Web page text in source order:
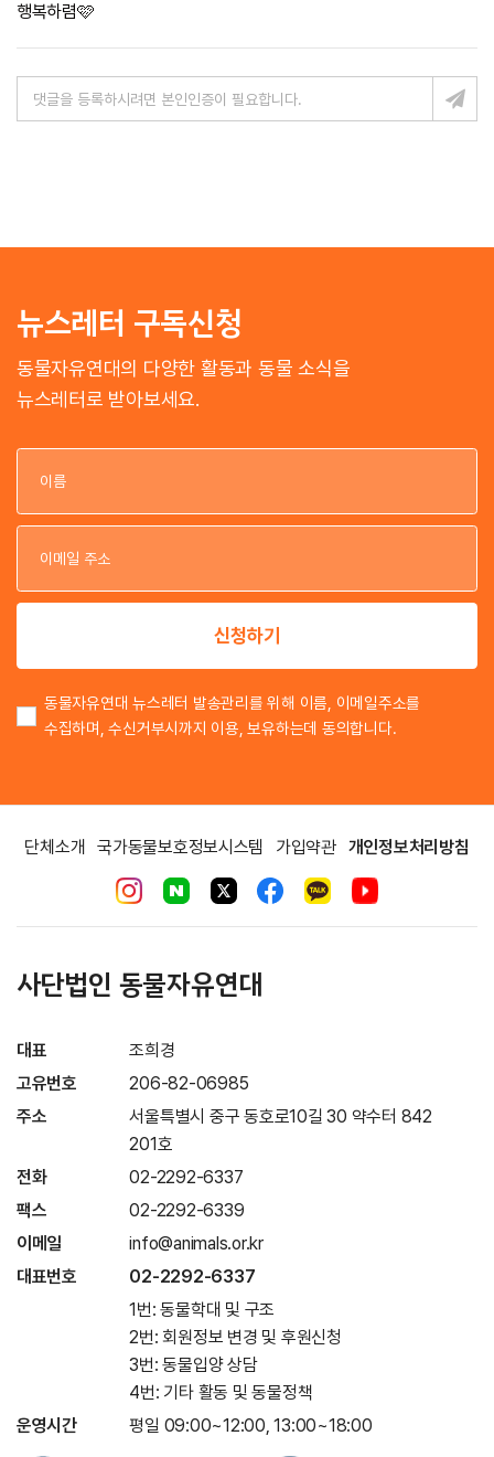
행복하렴🩷
뉴스레터 구독신청
동물자유연대의 다양한 활동과 동물 소식을
뉴스레터로 받아보세요.
이
이
신청하기
동물자유연대 뉴스레터 발송관리를 위해 이름, 이메일주소를
수집하며, 수신거부시까지 이용, 보유하는데 동의합니다.
단체소개 국가동물보호정보시스템 가입약관 개인정보처리방침
사단법인 동물자유연대
대표
조희경
고유번호
206-82-06985
주소
서울특별시 중구 동호로10길 30 약수터 842
201호
전화
02-2292-6337
팩스
02-2292-6339
이메일
info@animals.or.kr
대표번호
02-2292-6337
1번: 동물학대 및 구조
2번: 회원정보 변경 및 후원신청
3번: 동물입양 상담
4번: 기타 활동 및 동물정책
운영시간
평일 09:00~12:00, 13:00~18:00